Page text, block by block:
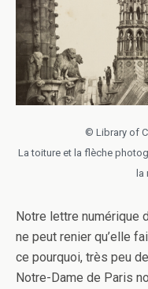
© Library of
La toiture et la flèche
la
Notre lettre numérique
ne peut renier qu’elle
ce pourquoi, très peu
Notre-Dame de Paris